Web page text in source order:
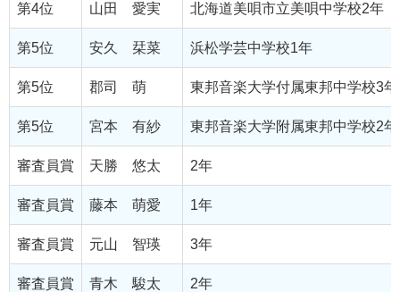
第4位 山田 愛実 北海道美唄市立美唄中学校2年
第5位 安久 栞菜 浜松学芸中学校1年
第5位 郡司 萌 東邦音楽大学付属東邦中学校3年
第5位 宮本 有紗 東邦音楽大学附属東邦中学校2年
審査員賞 天勝 悠太 2年
審査員賞 藤本 萌愛 1年
審査員賞 元山 智瑛 3年
審査員賞 青木 駿太 2年